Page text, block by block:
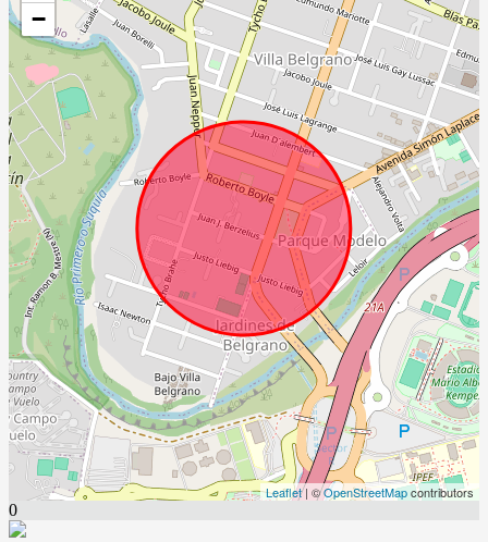
−
Leaflet| ©OpenStreetMapcontributors
0